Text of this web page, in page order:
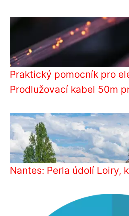
Praktický pomocník pro
Prodlužovací kabel 50m
Nantes: Perla údolí Loiry,